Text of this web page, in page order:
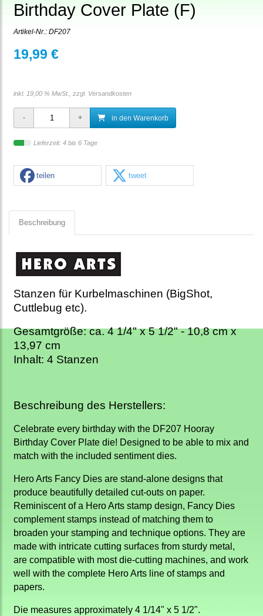
Birthday Cover Plate (F)
Artikel-Nr.: DF207
19,99 €
inkl. 19,00 % MwSt., zzgl. Versandkosten
in den Warenkorb
Lieferzeit: 4 bis 6 Tage
teilen tweet
Beschreibung
Stanzen für Kurbelmaschinen (BigShot,
Cuttlebug etc).
Gesamtgröße: ca. 4 1/4" x 5 1/2" - 10,8 cm x
13,97 cm
Inhalt: 4 Stanzen
Beschreibung des Herstellers:
Celebrate every birthday with the DF207 Hooray
Birthday Cover Plate die! Designed to be able to mix and
match with the included sentiment dies.
Hero Arts Fancy Dies are stand-alone designs that
produce beautifully detailed cut-outs on paper.
Reminiscent of a Hero Arts stamp design, Fancy Dies
complement stamps instead of matching them to
broaden your stamping and technique options. They are
made with intricate cutting surfaces from sturdy metal,
are compatible with most die-cutting machines, and work
well with the complete Hero Arts line of stamps and
papers.
Die measures approximately 4 1/14" x 5 1/2".